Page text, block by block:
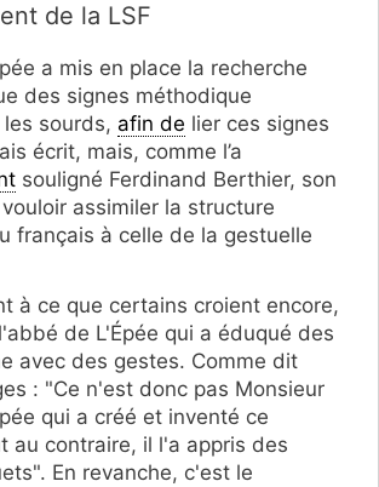
de la LSF
a mis en place la recherche
des signes méthodique
sourds, afin de lier ces signes
écrit, mais, comme l’a
souligné Ferdinand Berthier, son
assimiler la structure
français à celle de la gestuelle
à ce que certains croient encore,
de L'Épée qui a éduqué des
avec des gestes. Comme dit
: "Ce n'est donc pas Monsieur
qui a créé et inventé ce
au contraire, il l'a appris des
En revanche, c'est le